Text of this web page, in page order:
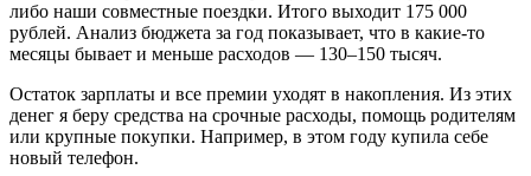
либо наши совместные поездки. Итого выходит 175 000
рублей. Анализ бюджета за год показывает, что в какие-то
месяцы бывает и меньше расходов — 130–150 тысяч.
Остаток зарплаты и все премии уходят в накопления. Из этих
денег я беру средства на срочные расходы, помощь родителям
или крупные покупки. Например, в этом году купила себе
новый телефон.